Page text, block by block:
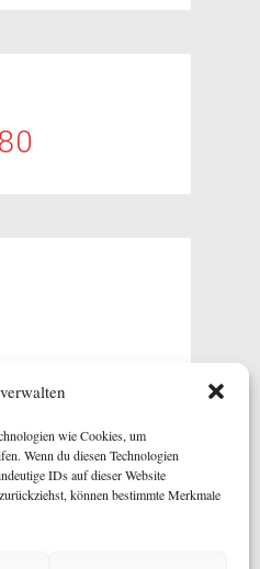
wie Cookies, um
Wenn du diesen Technologien
IDs auf dieser Website
können bestimmte Merkmale